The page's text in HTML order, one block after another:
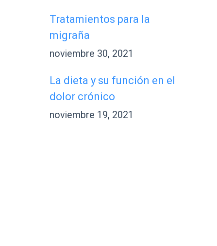
Tratamientos para la
migraña
noviembre 30, 2021
La dieta y su función en el
dolor crónico
noviembre 19, 2021